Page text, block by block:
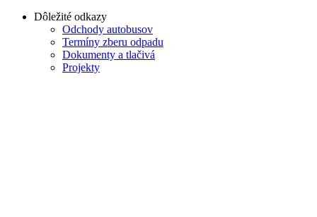
Dôležité odkazy
Odchody autobusov
Termíny zberu odpadu
Dokumenty a tlačivá
Projekty